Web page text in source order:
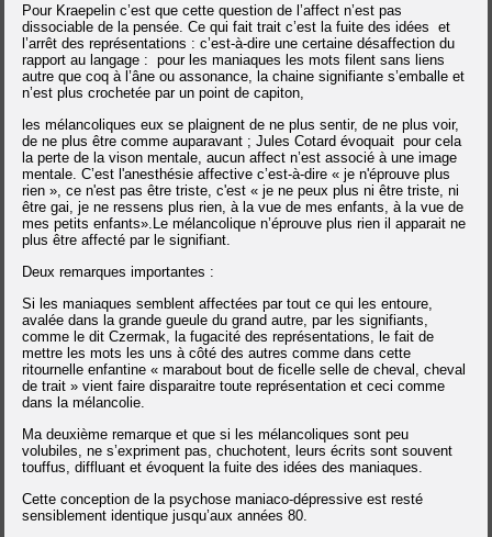
Pour Kraepelin c’est que cette question de l’affect n’est pas
dissociable de la pensée. Ce qui fait trait c’est la fuite des idées et
l’arrêt des représentations : c’est-à-dire une certaine désaffection du
rapport au langage : pour les maniaques les mots filent sans liens
autre que coq à l’âne ou assonance,
la chaine signifiante s’emballe et
n’est plus crochetée par un point de capiton,
les mélancoliques eux se plaignent de ne plus sentir, de ne plus voir,
de ne plus être comme auparavant ;Jules Cotard évoquait pour cela
la perte de la vison mentale, aucun affect n’est associé à une image
mentale.C’est l'anesthésie affective c’est-à-dire « je n'éprouve plus
rien », ce n'est pas être triste, c'est « je ne peux plus ni être triste, ni
être gai, je ne ressens plus rien, à la vue de mes enfants, à la vue de
mes petits enfants».
Le mélancolique n’éprouve plus rien il apparait ne
plus être affecté par le signifiant.
Deux remarques importantes :
Si les maniaques semblent affectées par tout ce qui les entoure,
avalée dans la grande gueule du grand autre, par les signifiants,
comme le dit Czermak, la fugacité des représentations, le fait de
mettre les mots les uns à côté des autres comme dans cette
ritournelle enfantine « marabout bout de ficelle selle de cheval, cheval
de trait » vient faire disparaitre toute représentation et ceci comme
dans la mélancolie.
Ma deuxième remarque et que si les mélancoliques sont peu
volubiles, ne s’expriment pas, chuchotent, leurs écrits sont souvent
touffus, diffluant et évoquent la fuite des idées des maniaques.
Cette conception de la psychose maniaco-dépressive est resté
sensiblement identique jusqu’aux années 80.